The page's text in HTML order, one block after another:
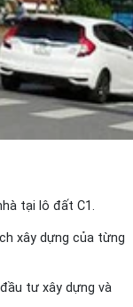
tại lô đất C1.
xây dựng của từng
tư xây dựng và